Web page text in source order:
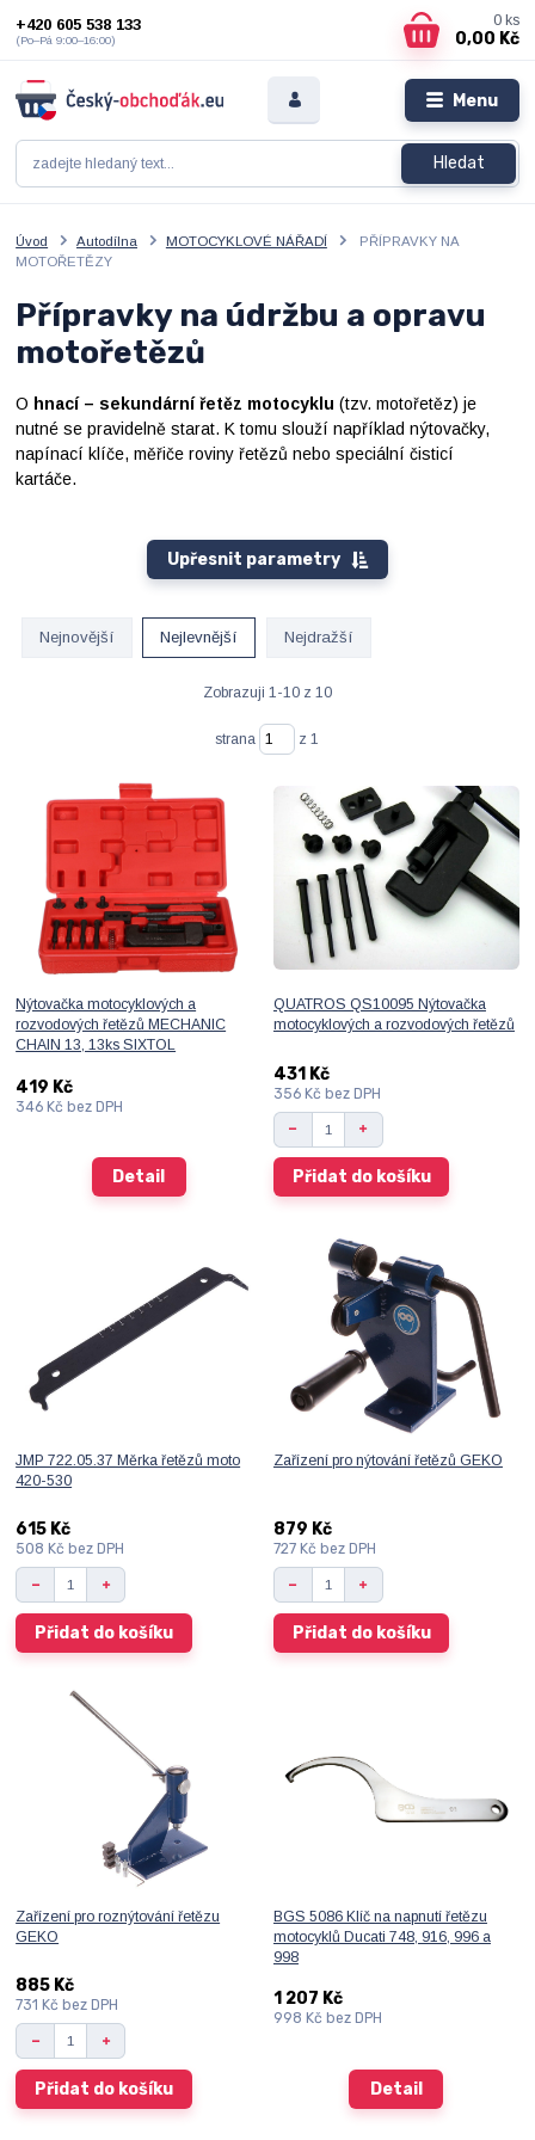
Menu
Hledat
+420 605 538 133
(Po–Pá 9:00–16:00)
0 ks
0,00 Kč
Úvod Autodílna MOTOCYKLOVÉ NÁŘADÍ
PŘÍPRAVKY NA
MOTOŘETĚZY
Přípravky na údržbu a opravu
motořetězů
O hnací – sekundární řetěz motocyklu (tzv. motořetěz) je
nutné se pravidelně starat. K tomu slouží například nýtovačky,
napínací klíče, měřiče roviny řetězů nebo speciální čisticí
kartáče.
Upřesnit parametry
Nejnovější Nejlevnější Nejdražší
Zobrazuji 1-10 z 10
strana z 1
Nýtovačka motocyklových a
rozvodových řetězů MECHANIC
CHAIN 13, 13ks SIXTOL
419 Kč
346 Kčbez DPH
Detail
QUATROS QS10095 Nýtovačka
motocyklových a rozvodových řetězů
431 Kč
356 Kč bez DPH
Přidat do košíku
JMP 722.05.37 Měrka řetězů moto
420-530
615 Kč
508 Kč bez DPH
Přidat do košíku
Zařízení pro nýtování řetězů GEKO
879 Kč
727 Kč bez DPH
Přidat do košíku
Zařízení pro roznýtování řetězu
GEKO
885 Kč
731 Kč bez DPH
Přidat do košíku
BGS 5086 Klíč na napnutí řetězu
motocyklů Ducati 748, 916, 996 a
998
1 207 Kč
998 Kč bez DPH
Detail